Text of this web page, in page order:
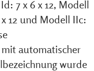
7 x 6 x 12, Modell
12 und Modell IIc:
automatischer
wurde